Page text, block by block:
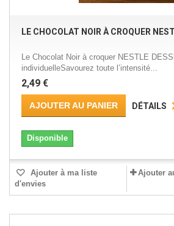
LE CHOCOLAT NOIR À CROQUER
Le Chocolat Noir à croquer NESTLE
individuelleSavourez toute l’intensité...
2,49 €
AJOUTER AU PANIER DÉTAILS
Disponible
Ajouter à ma liste
d'envies
Ajouter